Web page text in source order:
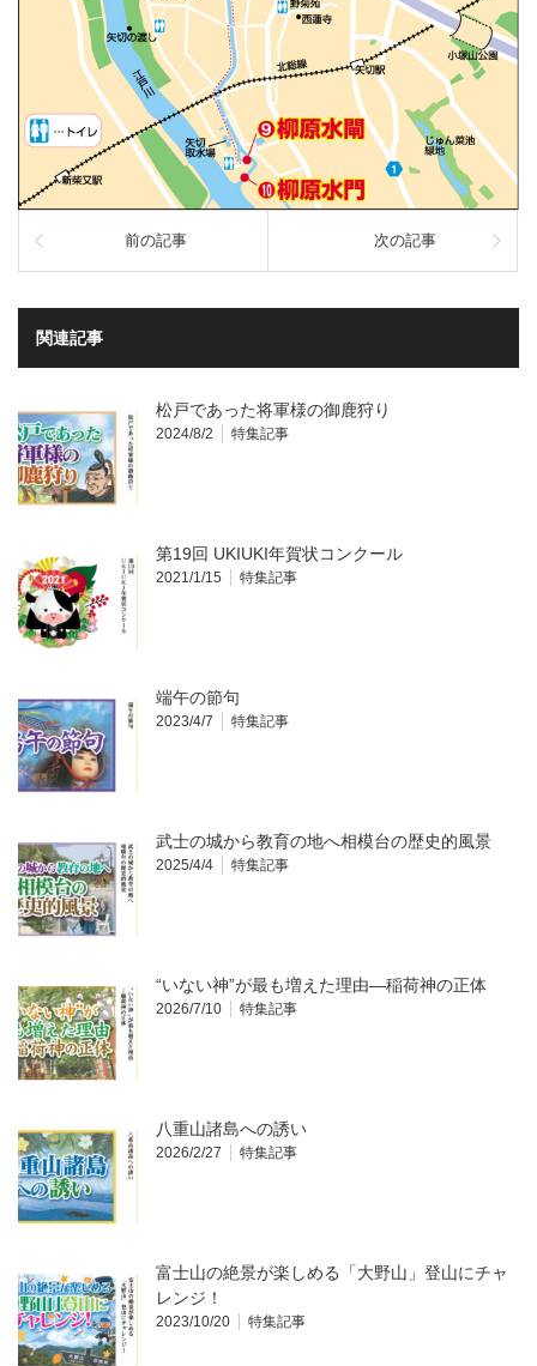
前の記事 次の記事
関連記事
松戸であった将軍様の御鹿狩り
2024/8/2 特集記事
第19回 UKIUKI年賀状コンクール
2021/1/15 特集記事
端午の節句
2023/4/7 特集記事
武士の城から教育の地へ相模台の歴史的風景
2025/4/4 特集記事
“いない神”が最も増えた理由―稲荷神の正体
2026/7/10 特集記事
八重山諸島への誘い
2026/2/27 特集記事
富士山の絶景が楽しめる「大野山」登山にチャ
レンジ！
2023/10/20 特集記事